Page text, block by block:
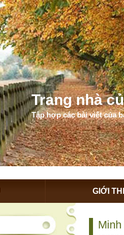
Trang nhà
Tập hợp các bài viết của
GIỚI